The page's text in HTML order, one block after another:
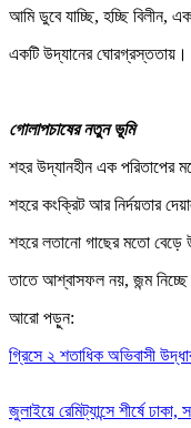
আমি ডুবে যাচ্ছি, হচ্ছি বিলীন,
একটি উদ্যানের ঘোরগ্রস্ততায়।
গোলাপচাষের নতুন ভূমি
শহর উদ্যানহীন এক পরিতাপের
শহরে কংক্রিট আর নির্দয়তার
শহরে লতানো গাছের মতো বেড়ে
তাতে আশ্বাসফল নয়, জন্ম
আরো পড়ুন:
গ্রিসে ২ শতাধিক অভিবাসী
জুলাইয়ে রেমিট্যান্সে শীর্ষে